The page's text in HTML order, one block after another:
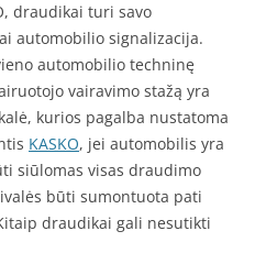
draudikai turi savo
automobilio signalizacija.
automobilio techninę
vairavimo stažą yra
kurios pagalba nustatoma
KASKO, jei automobilis yra
siūlomas visas draudimo
būti sumontuota pati
draudikai gali nesutikti